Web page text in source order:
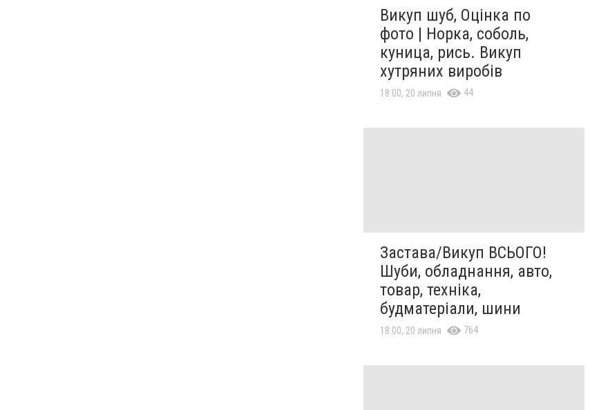
Викуп шуб, Оцінка по
фото | Норка, соболь,
куница, рись. Викуп
хутряних виробів
18:00, 20 липня 44
Застава/Викуп ВСЬОГО!
Шуби, обладнання, авто,
товар, техніка,
будматеріали, шини
18:00, 20 липня 764